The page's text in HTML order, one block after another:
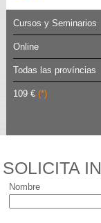
Cursos y Seminarios
Online
Todas las províncias
109 € (*)
SOLICITA
Nombre